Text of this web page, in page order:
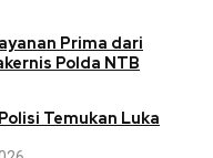
Prima dari
Polda NTB
Temukan Luka